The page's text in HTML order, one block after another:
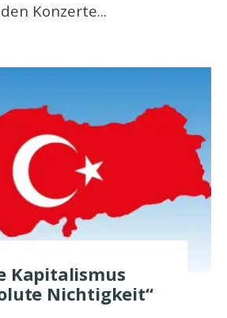
Konzerte...
Kapitalismus
Nichtigkeit“